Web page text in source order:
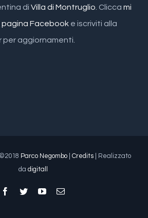
di Villa di Montruglio. Clicca mi
pagina Facebook e iscriviti alla
aggiornamenti.
Parco Negombo Credits | Realizzato
da digitall
Facebook
TwitterYouTubeEmail